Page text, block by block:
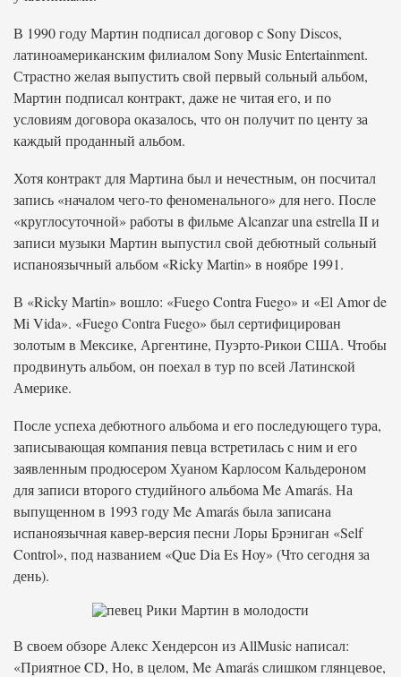
В 1990 году Мартин подписал договор с Sony Discos,
латиноамериканским филиалом Sony Music Entertainment.
Страстно желая выпустить свой первый сольный альбом,
Мартин подписал контракт, даже не читая его, и по
условиям договора оказалось, что он получит по центу за
каждый проданный альбом.
Хотя контракт для Мартина был и нечестным, он посчитал
запись «началом чего-то феноменального» для него. После
«круглосуточной» работы в фильме Alcanzar una estrella II и
записи музыки Мартин выпустил свой дебютный сольный
испаноязычный альбом «Ricky Martin» в ноябре 1991.
В «Ricky Martin» вошло: «Fuego Contra Fuego» и «El Amor de
Mi Vida». «Fuego Contra Fuego» был сертифицирован
золотым в Мексике, Аргентине, Пуэрто-Рикои США. Чтобы
продвинуть альбом, он поехал в тур по всей Латинской
Америке.
После успеха дебютного альбома и его последующего тура,
записывающая компания певца встретилась с ним и его
заявленным продюсером Хуаном Карлосом Кальдероном
для записи второго студийного альбома Me Amarás. На
выпущенном в 1993 году Me Amarás была записана
испаноязычная кавер-версия песни Лоры Брэниган «Self
Control», под названием «Que Dia Es Hoy» (Что сегодня за
день).
В своем обзоре Алекс Хендерсон из AllMusic написал:
«Приятное CD, Но, в целом, Me Amarás слишком глянцевое,